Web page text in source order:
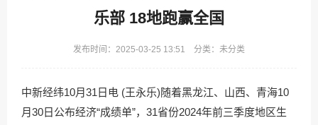
乐部 18地跑赢全国
发布时间：2025-03-25 13:51 分类：未分类
中新经纬10月31日电 (王永乐)随着黑龙江、山西、青海10
月30日公布经济“成绩单”，31省份2024年前三季度地区生